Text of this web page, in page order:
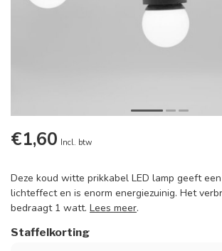
€1,60 Incl. btw
Deze koud witte prikkabel LED lamp geeft
lichteffect en is enorm energiezuinig. Het
bedraagt 1 watt. Lees meer.
Staffelkorting